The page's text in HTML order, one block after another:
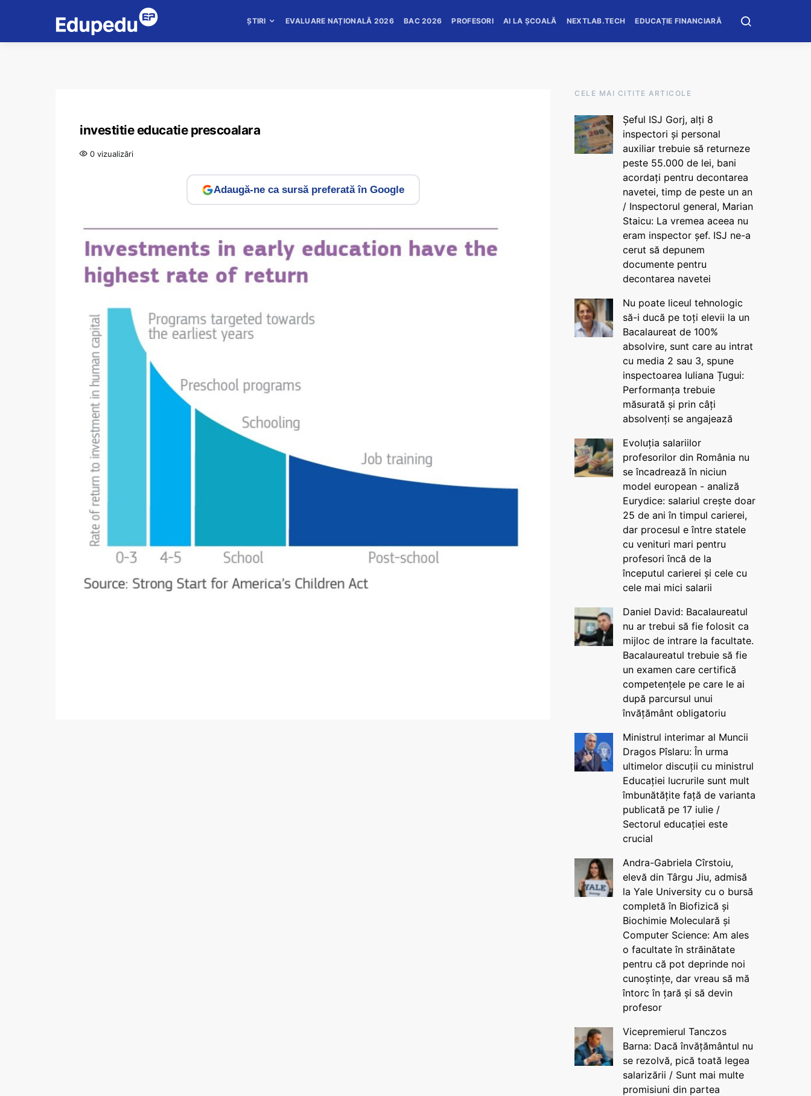
ȘTIRI EVALUARE NAȚIONALĂ 2026 BAC 2026 PROFESORI AI LA ȘCOALĂ NEXTLAB.TECH EDUCAȚIE FINANCIARĂ
investitie educatie prescoalara
0 vizualizări
Adaugă-ne ca sursă preferată în Google
CELE MAI CITITE ARTICOLE
Șeful ISJ Gorj, alți 8
inspectori și personal
auxiliar trebuie să returneze
peste 55.000 de lei, bani
acordați pentru decontarea
navetei, timp de peste un an
/ Inspectorul general, Marian
Staicu: La vremea aceea nu
eram inspector șef. ISJ ne-a
cerut să depunem
documente pentru
decontarea navetei
Nu poate liceul tehnologic
să-i ducă pe toți elevii la un
Bacalaureat de 100%
absolvire, sunt care au intrat
cu media 2 sau 3, spune
inspectoarea Iuliana Țugui:
Performanța trebuie
măsurată și prin câți
absolvenți se angajează
Evoluția salariilor
profesorilor din România nu
se încadrează în niciun
model european - analiză
Eurydice: salariul crește doar
25 de ani în timpul carierei,
dar procesul e între statele
cu venituri mari pentru
profesori încă de la
începutul carierei și cele cu
cele mai mici salarii
Daniel David: Bacalaureatul
nu ar trebui să fie folosit ca
mijloc de intrare la facultate.
Bacalaureatul trebuie să fie
un examen care certifică
competențele pe care le ai
după parcursul unui
învățământ obligatoriu
Ministrul interimar al Muncii
Dragos Pîslaru: În urma
ultimelor discuții cu ministrul
Educației lucrurile sunt mult
îmbunătățite față de varianta
publicată pe 17 iulie /
Sectorul educației este
crucial
Andra-Gabriela Cîrstoiu,
elevă din Târgu Jiu, admisă
la Yale University cu o bursă
completă în Biofizică și
Biochimie Moleculară și
Computer Science: Am ales
o facultate în străinătate
pentru că pot deprinde noi
cunoștințe, dar vreau să mă
întorc în țară și să devin
profesor
Vicepremierul Tanczos
Barna: Dacă învățământul nu
se rezolvă, pică toată legea
salarizării / Sunt mai multe
promisiuni din partea